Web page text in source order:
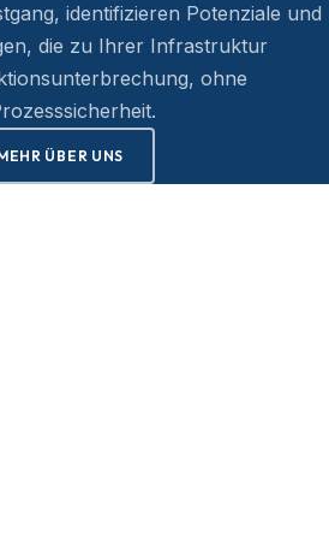
identifizieren Potenziale und
die zu Ihrer Infrastruktur
ohne
ÜBER UNS